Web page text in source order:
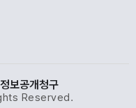
정보공개청구
Reserved.